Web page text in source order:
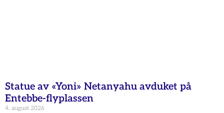
Statue av «Yoni» Netanyahu avduket på
Entebbe-flyplassen
4. august 2026